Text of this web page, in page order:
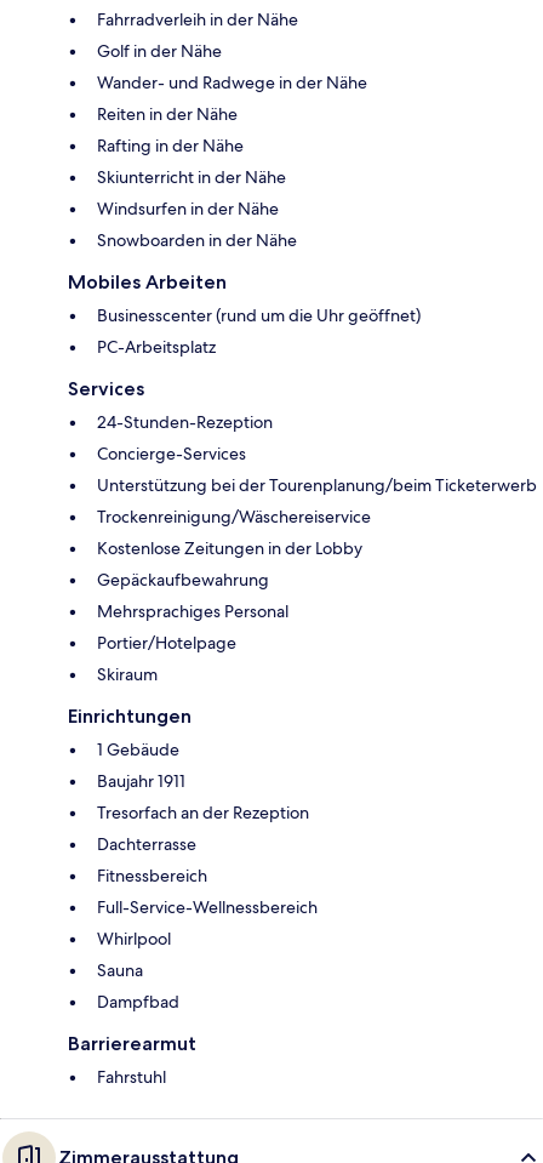
Fahrradverleih in der Nähe
Golf in der Nähe
Wander- und Radwege in der Nähe
Reiten in der Nähe
Rafting in der Nähe
Skiunterricht in der Nähe
Windsurfen in der Nähe
Snowboarden in der Nähe
Mobiles Arbeiten
Businesscenter (rund um die Uhr geöffnet)
PC-Arbeitsplatz
Services
24-Stunden-Rezeption
Concierge-Services
Unterstützung bei der Tourenplanung/beim Ticketerwerb
Trockenreinigung/Wäschereiservice
Kostenlose Zeitungen in der Lobby
Gepäckaufbewahrung
Mehrsprachiges Personal
Portier/Hotelpage
Skiraum
Einrichtungen
1 Gebäude
Baujahr 1911
Tresorfach an der Rezeption
Dachterrasse
Fitnessbereich
Full-Service-Wellnessbereich
Whirlpool
Sauna
Dampfbad
Barrierearmut
Fahrstuhl
Zimmerausstattung